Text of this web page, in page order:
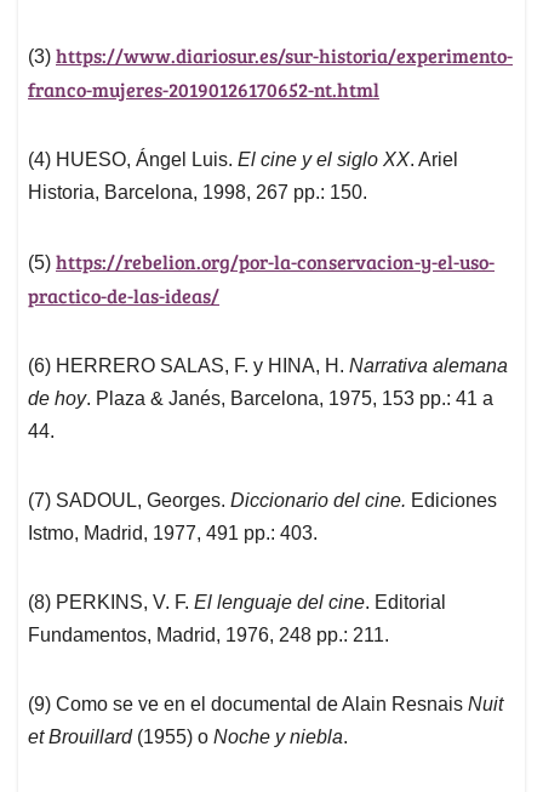
(3) https://www.diariosur.es/sur-historia/experimento-
franco-mujeres-20190126170652-nt.html
(4) HUESO, Ángel Luis. El cine y el siglo XX. Ariel
Historia, Barcelona, 1998, 267 pp.: 150.
(5) https://rebelion.org/por-la-conservacion-y-el-uso-
practico-de-las-ideas/
(6) HERRERO SALAS, F. y HINA, H. Narrativa alemana
de hoy. Plaza & Janés, Barcelona, 1975, 153 pp.: 41 a
44.
(7) SADOUL, Georges. Diccionario del cine. Ediciones
Istmo, Madrid, 1977, 491 pp.: 403.
(8) PERKINS, V. F. El lenguaje del cine. Editorial
Fundamentos, Madrid, 1976, 248 pp.: 211.
(9) Como se ve en el documental de Alain Resnais Nuit
et Brouillard (1955) o Noche y niebla.